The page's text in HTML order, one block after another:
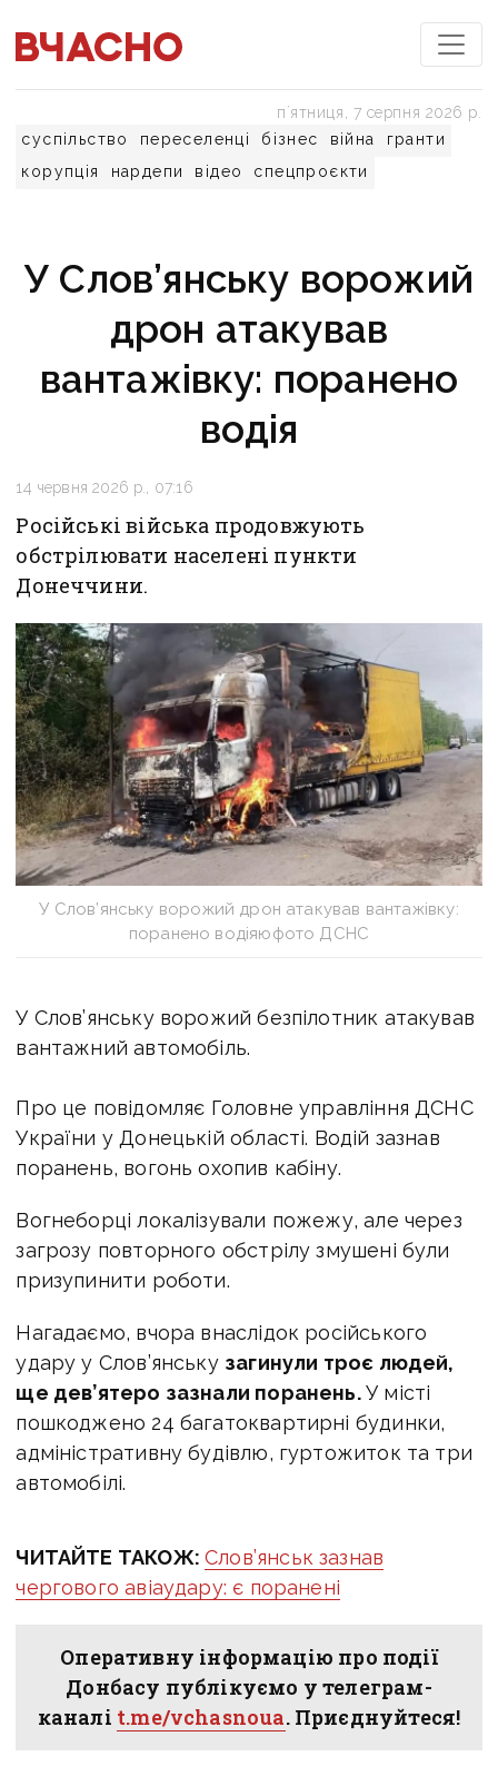
суспільство переселенці бізнес війна
гранти
корупція
нардепи відео спецпроєкти
пʼятниця, 7 серпня 2026 р.
У Слов’янську ворожий
дрон атакував
вантажівку: поранено
водія
14 червня 2026 р., 07:16
Російські війська продовжують
обстрілювати населені пункти
Донеччини.
У Слов’янську ворожий дрон атакував вантажівку:
поранено водіяюфото ДСНС
У Слов’янську ворожий безпілотник атакував
вантажний автомобіль.
Про це повідомляє Головне управління ДСНС
України у Донецькій області. Водій зазнав
поранень, вогонь охопив кабіну.
Вогнеборці локалізували пожежу, але через
загрозу повторного обстрілу змушені були
призупинити роботи.
Нагадаємо, вчора внаслідок російського
удару у Слов’янську загинули троє людей,
ще дев’ятеро зазнали поранень.У місті
пошкоджено 24 багатоквартирні будинки,
адміністративну будівлю, гуртожиток та три
автомобілі.
ЧИТАЙТЕ ТАКОЖ:Слов’янськ зазнав
чергового авіаудару: є поранені
Оперативну інформацію про події
Донбасу публікуємо у телеграм-
каналі t.me/vchasnoua. Приєднуйтеся!